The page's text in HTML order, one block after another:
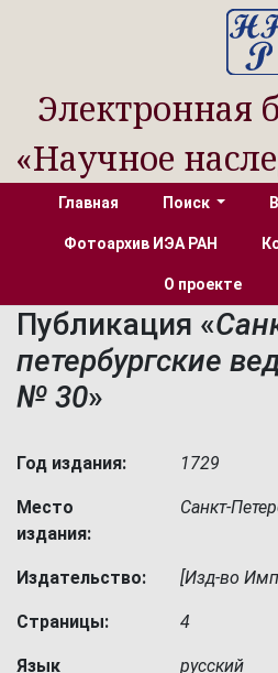
Электронная
«Научное
Главная Поиск
Фотоархив ИЭА РАН
О проекте
Публикация «
петербургские
№ 30»
Год издания: 1729
Место
издания:
Санкт-
Издательство: [Изд-во
Страницы: 4
Язык
русский